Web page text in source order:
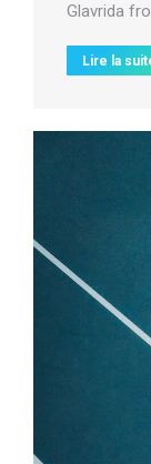
Glavrida
Lire la